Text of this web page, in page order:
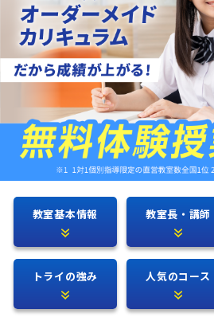
教室基本情報 教室長・講師
トライの強み 人気のコース